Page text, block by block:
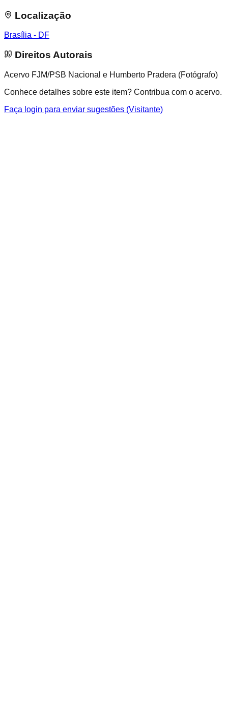
Localização
Brasília - DF
Direitos Autorais
Acervo FJM/PSB Nacional e Humberto Pradera (Fotógrafo)
Conhece detalhes sobre este item? Contribua com o acervo.
Faça login para enviar sugestões (Visitante)